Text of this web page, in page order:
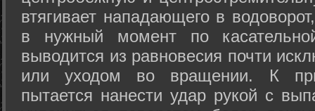
втягивает нападающего в
в нужный момент по
выводится из равновесия почти
или уходом во вращении. К
пытается нанести удар рукой с